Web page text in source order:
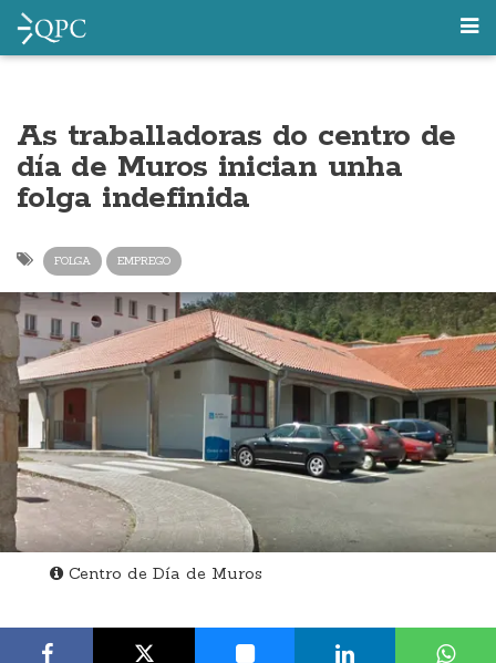
As traballadoras do centro de
día de Muros inician unha
folga indefinida
FOLGA EMPREGO
Centro de Día de Muros